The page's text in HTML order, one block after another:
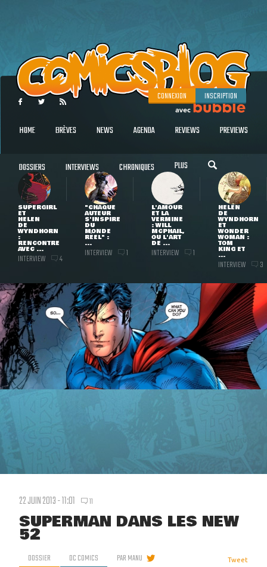
CONNEXION INSCRIPTION
HOME BRÈVES NEWS AGENDA REVIEWS PREVIEWS
DOSSIERS INTERVIEWS CHRONIQUES PLUS
SUPERGIRL
ET
HELEN
DE
WYNDHORN
:
RENCONTRE
AVEC ...
INTERVIEW 4
"CHAQUE
AUTEUR
S'INSPIRE
DU
MONDE
RÉEL" :
...
INTERVIEW 1
L'AMOUR
ET LA
VERMINE
: WILL
MCPHAIL,
OU L'ART
DE ...
INTERVIEW 1
HELEN
DE
WYNDHORN
ET
WONDER
WOMAN :
TOM
KING ET
...
INTERVIEW 3
22 JUIN 2013 - 11:01 11
SUPERMAN DANS LES NEW
52
DOSSIER DC COMICS PARMANU Tweet